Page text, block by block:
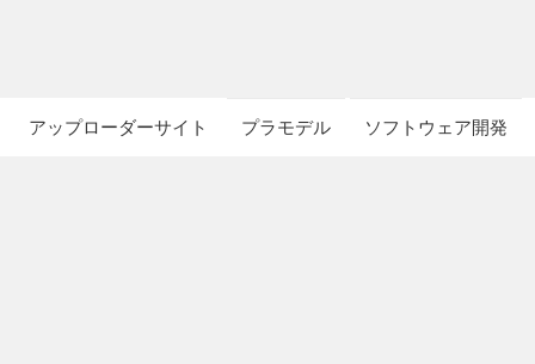
アップローダーサイト プラモデル ソフトウェア開発